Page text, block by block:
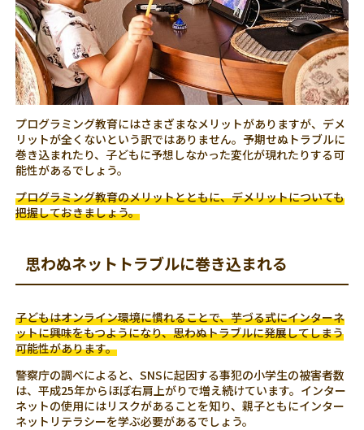
プログラミング教育にはさまざまなメリットがありますが、デメ
リットが全くないという訳ではありません。予期せぬトラブルに
巻き込まれたり、子どもに予想しなかった変化が現れたりする可
能性があるでしょう。
プログラミング教育のメリットとともに、デメリットについても
把握しておきましょう。
思わぬネットトラブルに巻き込まれる
子どもはオンライン環境に慣れることで、芋づる式にインターネ
ットに興味をもつようになり、思わぬトラブルに発展してしまう
可能性があります。
警察庁の調べによると、SNSに起因する事犯の小学生の被害者数
は、平成25年からほぼ右肩上がりで増え続けています。インター
ネットの使用にはリスクがあることを知り、親子ともにインター
ネットリテラシーを学ぶ必要があるでしょう。